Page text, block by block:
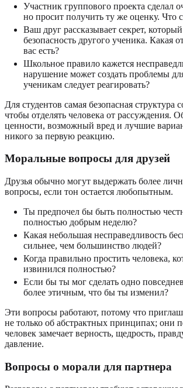
Участник группового проекта сделал
но просит получить ту же оценку. Что
Ваш друг рассказывает секрет,
безопасность другого ученика. Какая
вас есть?
Школьное правило кажется
нарушение может создать проблемы
ученикам следует реагировать?
Для студентов самая безопасная структура
чтобы отделять человека от рассуждения.
ценности, возможный вред и лучшие
никого за первую реакцию.
Моральные вопросы для друзей
Друзья обычно могут выдержать более
вопросы, если тон остается любопытным.
Ты предпочел бы быть полностью
полностью добрым неделю?
Какая небольшая несправедливость
сильнее, чем большинство людей?
Когда правильно простить человека,
извинился полностью?
Если бы ты мог сделать одно
более этичным, что бы ты изменил?
Эти вопросы работают, потому что
не только об абстрактных принципах; они
человек замечает верность, щедрость,
давление.
Вопросы о морали для партнера